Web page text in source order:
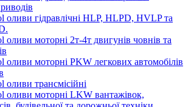
оливи гідравлічні HLP, HLPD, HVLP та
оливи моторні 2т-4т двигунів човнів та
оливи моторні PKW легкових автомобілів
оливи трансмісійні
оливи моторні LKW вантажівок,